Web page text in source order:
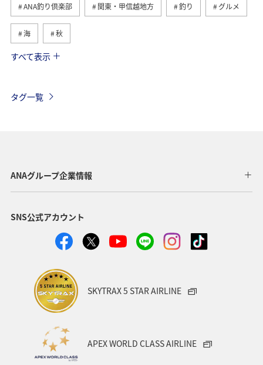
ANA釣り倶楽部 関東・甲信越地方 釣り グルメ
海 秋
春 八丈島
ショッピング＆ライフ 秋田県 家族旅行 飛行機
趣味 ANA Pocket
ANAショッピング A-style 熊本県 川 和歌山県
香川県 沖縄県
兵庫県 京都府
旅アト
日常生活でマイルを貯める（外出先でためる）
すべて表示
タグ一覧
ANAグループ企業情報
SNS公式アカウント
SKYTRAX 5 STAR AIRLINE
APEX WORLD CLASS AIRLINE